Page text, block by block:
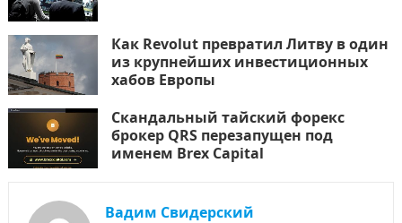
Как Revolut превратил Литву в один
из крупнейших инвестиционных
хабов Европы
Скандальный тайский форекс
брокер QRS перезапущен под
именем Brex Capital
Вадим Свидерский